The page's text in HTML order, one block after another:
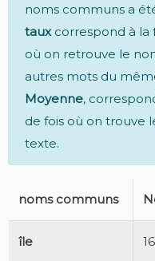
noms communs a
tauxcorrespond à la
où on retrouve le
autres mots du
Moyenne,
de fois où on trouve
texte.
noms communs
île